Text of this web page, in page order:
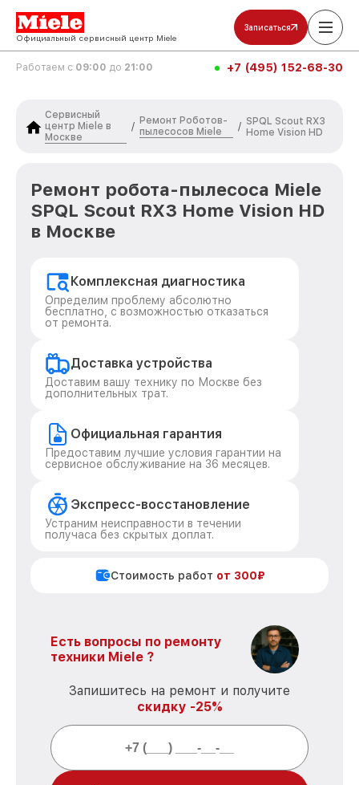
Официальный сервисный центр Miele
Записаться
Работаем с 09:00 до 21:00 +7 (495) 152-68-30
Сервисный
центр Miele в
Москве
/
Ремонт Роботов-
пылесосов Miele
/ SPQL Scout RX3
Home Vision HD
Ремонт робота-пылесоса Miele
SPQL Scout RX3 Home Vision HD
в Москве
Комплексная диагностика
Определим проблему абсолютно
бесплатно, с возможностью отказаться
от ремонта.
Доставка устройства
Доставим вашу технику по Москве без
дополнительных трат.
Официальная гарантия
Предоставим лучшие условия гарантии на
сервисное обслуживание на 36 месяцев.
Экспресс-восстановление
Устраним неисправности в течении
получаса без скрытых доплат.
Стоимость работ от 300₽
Есть вопросы по ремонту
техники Miele ?
Запишитесь на ремонт и получите
скидку -25%